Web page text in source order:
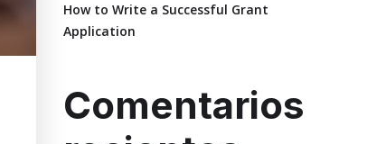
How to Write a Successful Grant
Application
Comentarios